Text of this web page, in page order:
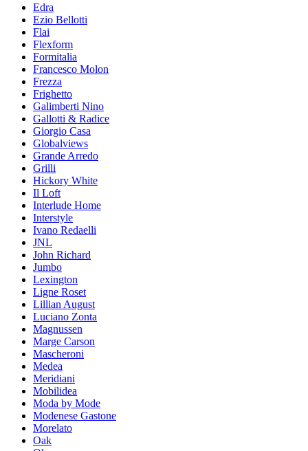
Edra
Ezio Bellotti
Flai
Flexform
Formitalia
Francesco Molon
Frezza
Frighetto
Galimberti Nino
Gallotti & Radice
Giorgio Casa
Globalviews
Grande Arredo
Grilli
Hickory White
Il Loft
Interlude Home
Interstyle
Ivano Redaelli
JNL
John Richard
Jumbo
Lexington
Ligne Roset
Lillian August
Luciano Zonta
Magnussen
Marge Carson
Mascheroni
Medea
Meridiani
Mobilidea
Moda by Mode
Modenese Gastone
Morelato
Oak